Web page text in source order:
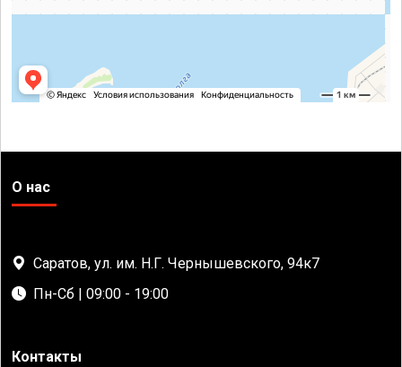
О нас
Саратов, ул. им. Н.Г. Чернышевского, 94к7
Пн-Сб | 09:00 - 19:00
Контакты